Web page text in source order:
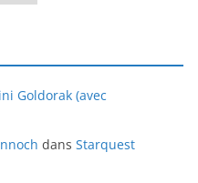
Goldorak (avec
dans Starquest